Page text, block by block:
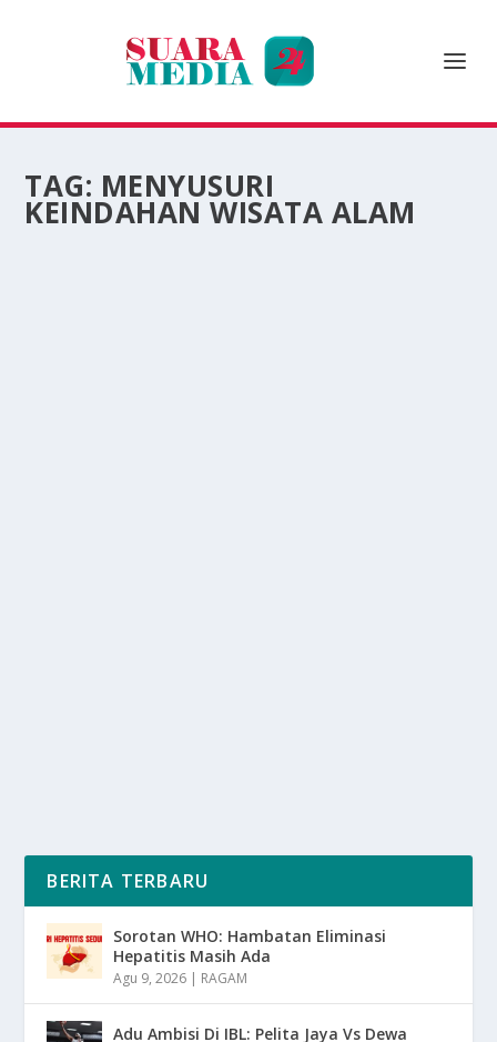
TAG: MENYUSURI
KEINDAHAN WISATA ALAM
BERITA TERBARU
Sorotan WHO: Hambatan Eliminasi
Hepatitis Masih Ada
Agu 9, 2026 | RAGAM
Adu Ambisi Di IBL: Pelita Jaya Vs Dewa